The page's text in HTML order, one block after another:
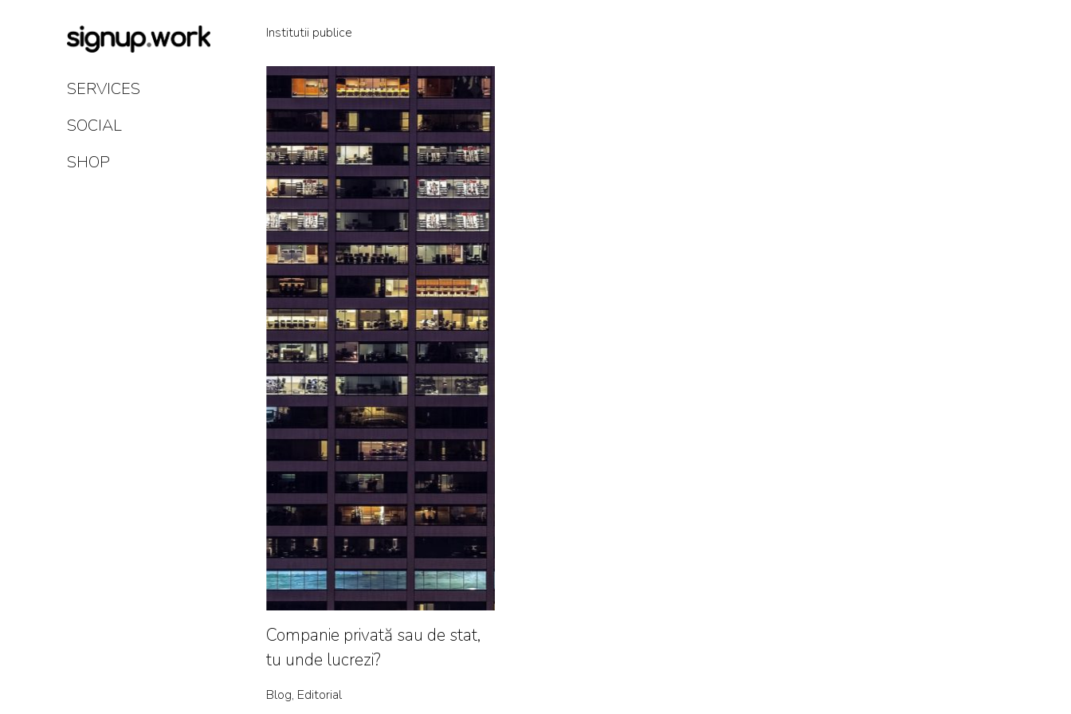
Content
SERVICES
SOCIAL
SHOP
Institutii publice
Companie privată sau de stat,
tu unde lucrezi?
Blog, Editorial